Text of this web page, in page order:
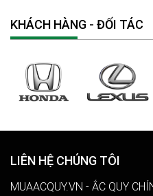
KHÁCH HÀNG - ĐỐI TÁC
LIÊN HỆ CHÚNG TÔI
MUAACQUY.VN - ẮC QUY